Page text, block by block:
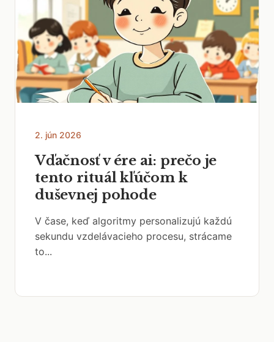
2. jún 2026
Vďačnosť v ére ai: prečo je
tento rituál kľúčom k
duševnej pohode
V čase, keď algoritmy personalizujú každú
sekundu vzdelávacieho procesu, strácame
to...